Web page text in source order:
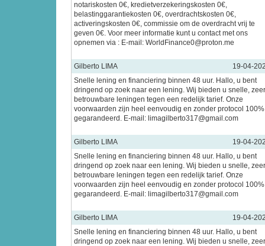
notariskosten 0€, kredietverzekeringskosten 0€,
belastinggarantiekosten 0€, overdrachtskosten 0€,
activeringskosten 0€, commissie om de overdracht vrij te
geven 0€. Voor meer informatie kunt u contact met ons
opnemen via : E-mail: WorldFinance0@proton.me
Gilberto LIMA
19-04-
Snelle lening en financiering binnen 48 uur. Hallo, u bent
dringend op zoek naar een lening. Wij bieden u snelle, zeer
betrouwbare leningen tegen een redelijk tarief. Onze
voorwaarden zijn heel eenvoudig en zonder protocol 100%
gegarandeerd. E-mail: limagilberto317@gmail.com
Gilberto LIMA
19-04-
Snelle lening en financiering binnen 48 uur. Hallo, u bent
dringend op zoek naar een lening. Wij bieden u snelle, zeer
betrouwbare leningen tegen een redelijk tarief. Onze
voorwaarden zijn heel eenvoudig en zonder protocol 100%
gegarandeerd. E-mail: limagilberto317@gmail.com
Gilberto LIMA
19-04-
Snelle lening en financiering binnen 48 uur. Hallo, u bent
dringend op zoek naar een lening. Wij bieden u snelle, zeer